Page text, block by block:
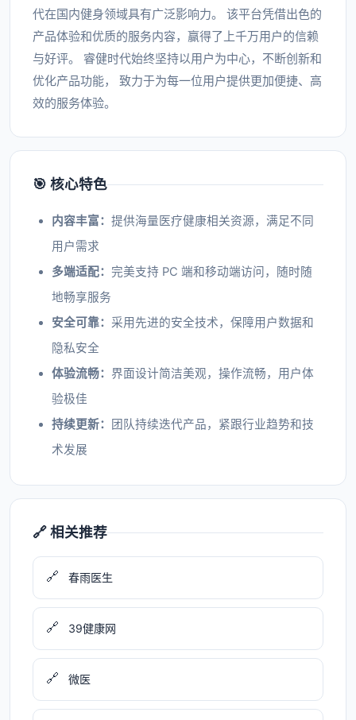
代在国内健身领域具有广泛影响力。 该平台凭借出色的
产品体验和优质的服务内容，赢得了上千万用户的信赖
与好评。 睿健时代始终坚持以用户为中心，不断创新和
优化产品功能， 致力于为每一位用户提供更加便捷、高
效的服务体验。
🎯 核心特色
内容丰富： 提供海量医疗健康相关资源，满足不同
用户需求
多端适配： 完美支持 PC 端和移动端访问，随时随
地畅享服务
安全可靠： 采用先进的安全技术，保障用户数据和
隐私安全
体验流畅： 界面设计简洁美观，操作流畅，用户体
验极佳
持续更新：
团队持续迭代产品，紧跟行业趋势和技
术发展
🔗 相关推荐
🔗 春雨医生
🔗 39健康网
🔗 微医